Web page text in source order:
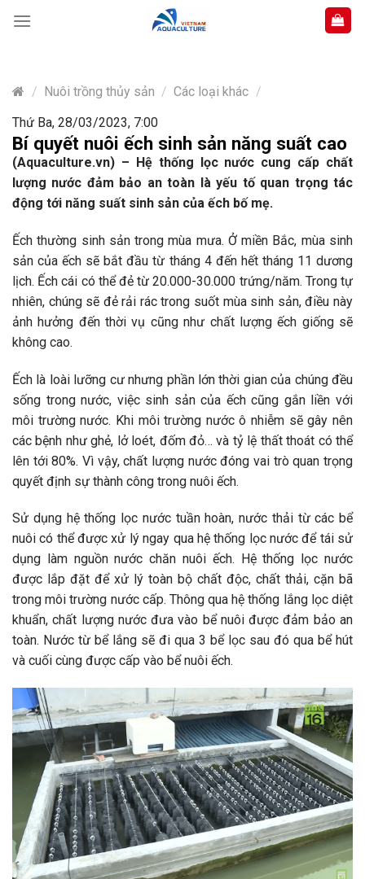
content
/ Nuôi trồng thủy sản / Các loại khác /
Thứ Ba, 28/03/2023, 7:00
Bí quyết nuôi ếch sinh sản năng suất cao
(Aquaculture.vn) – Hệ thống lọc nước cung cấp chất
lượng nước đảm bảo an toàn là yếu tố quan trọng tác
động tới năng suất sinh sản của ếch bố mẹ.
Ếch thường sinh sản trong mùa mưa. Ở miền Bắc, mùa sinh
sản của ếch sẽ bắt đầu từ tháng 4 đến hết tháng 11 dương
lịch. Ếch cái có thể đẻ từ 20.000-30.000 trứng/năm. Trong tự
nhiên, chúng sẽ đẻ rải rác trong suốt mùa sinh sản, điều này
ảnh hưởng đến thời vụ cũng như chất lượng ếch giống sẽ
không cao.
Ếch là loài lưỡng cư nhưng phần lớn thời gian của chúng đều
sống trong nước, việc sinh sản của ếch cũng gắn liền với
môi trường nước. Khi môi trường nước ô nhiễm sẽ gây nên
các bệnh như ghẻ, lở loét, đốm đỏ… và tỷ lệ thất thoát có thể
lên tới 80%. Vì vậy, chất lượng nước đóng vai trò quan trọng
quyết định sự thành công trong nuôi ếch.
Sử dụng hệ thống lọc nước tuần hoàn, nước thải từ các bể
nuôi có thể được xử lý ngay qua hệ thống lọc nước để tái sử
dụng làm nguồn nước chăn nuôi ếch. Hệ thống lọc nước
được lắp đặt để xử lý toàn bộ chất độc, chất thải, cặn bã
trong môi trường nước cấp. Thông qua hệ thống lắng lọc diệt
khuẩn, chất lượng nước đưa vào bể nuôi được đảm bảo an
toàn. Nước từ bể lắng sẽ đi qua 3 bể lọc sau đó qua bể hút
và cuối cùng được cấp vào bể nuôi ếch.